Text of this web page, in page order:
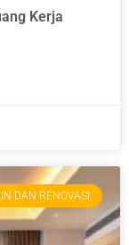
Kerja
DAN RENOVASI